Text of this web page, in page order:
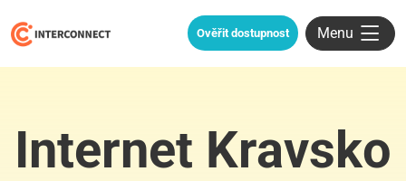
Ověřit dostupnost Menu
Internet Kravsko